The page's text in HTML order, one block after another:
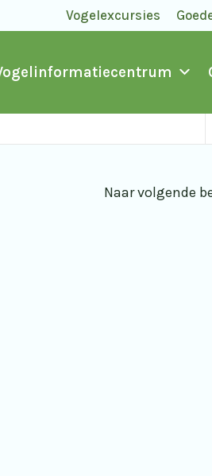
Vogelexcursies
Naar volgende